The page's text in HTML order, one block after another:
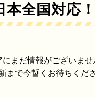
本全国対応！
にまだ情報がございませ
まで今暫くお待ちくださ